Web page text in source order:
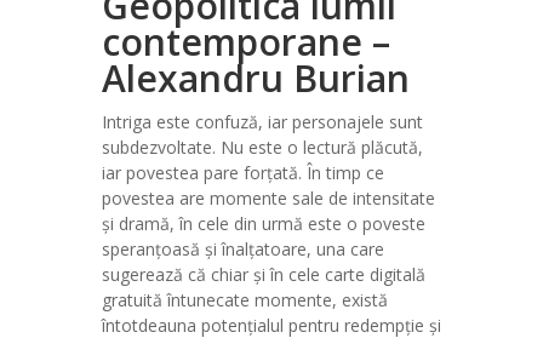
contemporane –
Alexandru Burian
Intriga este confuză, iar personajele sunt
subdezvoltate. Nu este o lectură plăcută,
iar povestea pare forțată. În timp ce
povestea are momente sale de intensitate
și dramă, în cele din urmă este o poveste
speranțoasă și înalțatoare, una care
sugerează că chiar și în cele carte digitală
gratuită întunecate momente, există
întotdeauna potențialul pentru redempție și